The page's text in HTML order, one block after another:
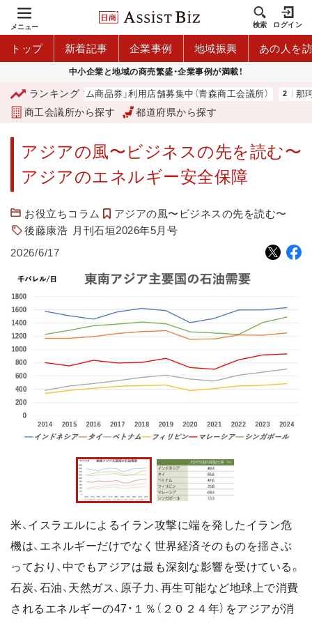
メニュー 検索 ログイン
トップ 新着記事 企業事例 地域振興 あの人を
中小企業と地域の商売繁盛・企業事例が満載！
ランキング
「青森市プレミアム商品券」利用店舗募集中（青森商工会議所） 那珂
商工会議所から探す 都道府県から探す
アジアの風〜ビジネスの先を読む〜
アジアのエネルギー安全保障
お役立ちコラム
アジアの風〜ビジネスの先を読む〜
後藤康浩 月刊石垣2026年5月号
2026/6/17
米、イスラエルによるイラン攻撃に端を発したイラン危
機は、エネルギーだけでなく世界経済そのものを揺さぶ
っており、中でもアジアは最も深刻な影響を受けている。
石炭、石油、天然ガス、原子力、再生可能など地球上で消費
されるエネルギーの47・１％（２０２４年）をアジアが消